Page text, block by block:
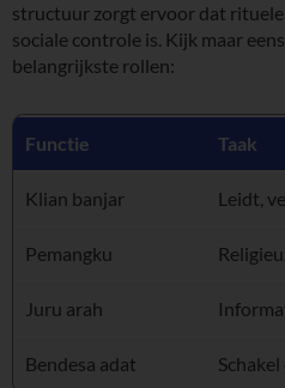
structuur zorgt ervoor dat
sociale controle is. Kijk maar
belangrijkste rollen:
Functie Taak
Klian banjar Leidt,
Pemangku
Juru arah
Bendesa adat